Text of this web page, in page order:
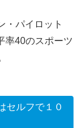
・パイロット
率40のスポーツ
セルフで１０